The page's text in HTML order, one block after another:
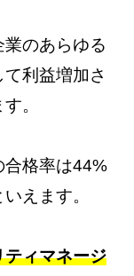
のあらゆる
利益増加さ
。
合格率は44%
えます。
ィマネージ